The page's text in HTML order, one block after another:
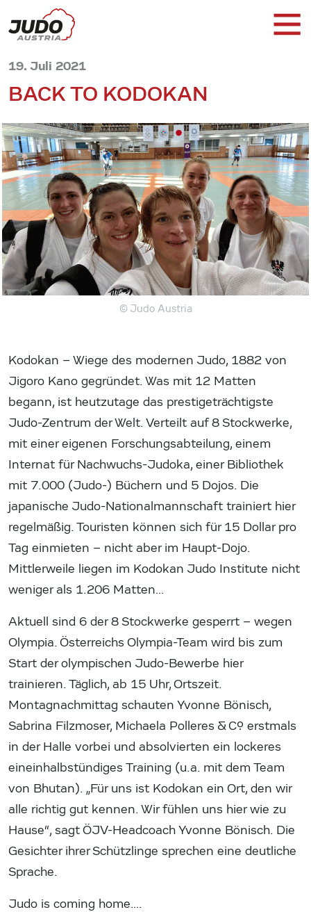
19. Juli 2021
BACK TO KODOKAN
© Judo Austria
Kodokan – Wiege des modernen Judo, 1882 von
Jigoro Kano gegründet. Was mit 12 Matten
begann, ist heutzutage das prestigeträchtigste
Judo-Zentrum der Welt. Verteilt auf 8 Stockwerke,
mit einer eigenen Forschungsabteilung, einem
Internat für Nachwuchs-Judoka, einer Bibliothek
mit 7.000 (Judo-) Büchern und 5 Dojos. Die
japanische Judo-Nationalmannschaft trainiert hier
regelmäßig. Touristen können sich für 15 Dollar pro
Tag einmieten – nicht aber im Haupt-Dojo.
Mittlerweile liegen im Kodokan Judo Institute nicht
weniger als 1.206 Matten…
Aktuell sind 6 der 8 Stockwerke gesperrt – wegen
Olympia. Österreichs Olympia-Team wird bis zum
Start der olympischen Judo-Bewerbe hier
trainieren. Täglich, ab 15 Uhr, Ortszeit.
Montagnachmittag schauten Yvonne Bönisch,
Sabrina Filzmoser, Michaela Polleres & Co. erstmals
in der Halle vorbei und absolvierten ein lockeres
eineinhalbstündiges Training (u.a. mit dem Team
von Bhutan). „Für uns ist Kodokan ein Ort, den wir
alle richtig gut kennen. Wir fühlen uns hier wie zu
Hause“, sagt ÖJV-Headcoach Yvonne Bönisch. Die
Gesichter ihrer Schützlinge sprechen eine deutliche
Sprache.
Judo is coming home….